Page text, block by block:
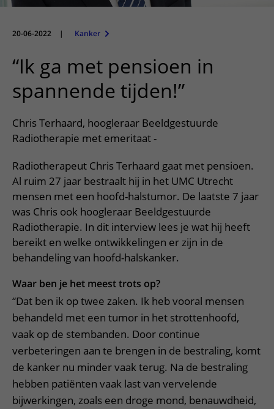
Onderzoeken en diagnostiek
Bloedprikken
Wachttijden
Wijzigen patiëntgegevens
Mijn UMC Utrecht patiëntportaal
Faciliteiten en voorzieningen
Bezoekregels
Parkeren
Wegwijs in het ziekenhuis
Contact met polikliniek
Contact met verpleegafdeling
Het Wilhelmina Kinderziekenhuis
Diagnostiek aanvragen
Zorgverlenersportaal
Onderwijs
Werken bij het UMC Utrecht
20-06-2022 | Kanker
“Ik ga met pensioen in
spannende tijden!”
Chris Terhaard, hoogleraar Beeldgestuurde
Radiotherapie met emeritaat -
Radiotherapeut Chris Terhaard gaat met pensioen.
Al ruim 27 jaar bestraalt hij in het UMC Utrecht
mensen met een hoofd-halstumor. De laatste 7 jaar
was Chris ook hoogleraar Beeldgestuurde
Radiotherapie. In dit interview lees je wat hij heeft
bereikt en welke ontwikkelingen er zijn in de
behandeling van hoofd-halskanker.
Waar ben je het meest trots op?
“Dat ben ik op twee zaken. Ik heb vooral mensen
behandeld met een tumor in het strottenhoofd,
vaak op de stembanden. Door continue
verbeteringen aan te brengen in de bestraling, komt
de kanker nu minder vaak terug. Na de bestraling
hebben patiënten vaak last van vervelende
bijwerkingen, zoals een droge mond, benauwdheid,